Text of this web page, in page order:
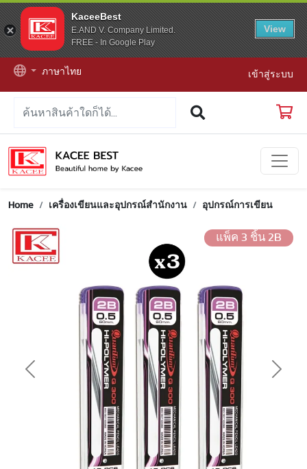
KaceeBest
E.AND V. Company Limited.
FREE - In Google Play
View
ภาษาไทย เข้าสู่ระบบ
Home เครื่องเขียนและอุปกรณ์สำนักงาน อุปกรณ์การเขียน
แพ็ค 3 ชิ้น 2B
Previous Next